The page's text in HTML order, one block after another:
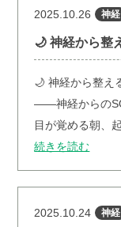
2025.10.26 神経
🌙 神経から整
⁡🌙 神経から整え
――神経からの
目が覚める朝、
続きを読む
2025.10.24 神経